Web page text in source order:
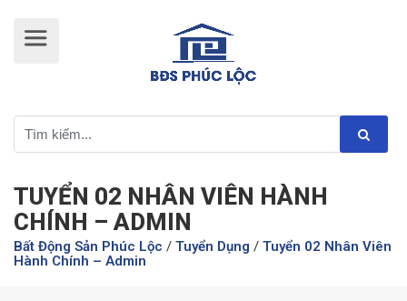
TUYỂN 02 NHÂN VIÊN HÀNH
CHÍNH – ADMIN
Bất Động Sản Phúc Lộc / Tuyển Dụng / Tuyển 02 Nhân Viên
Hành Chính – Admin